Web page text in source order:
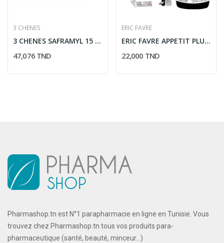
3 CHENES
3 CHENES SAFRAMYL 15 COMPRIMES
47,076 TND
ERIC FAVRE
ERIC FAVRE APPETIT PLUS ENFANTS SIROP 200ML
22,000 TND
Pharmashop.tn est N°1 parapharmacie en ligne en Tunisie. Vous
trouvez chez Pharmashop.tn tous vos produits para-
pharmaceutique (santé, beauté, minceur...)